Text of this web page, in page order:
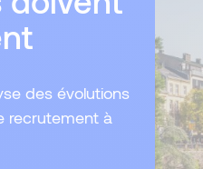
des évolutions
recrutement à